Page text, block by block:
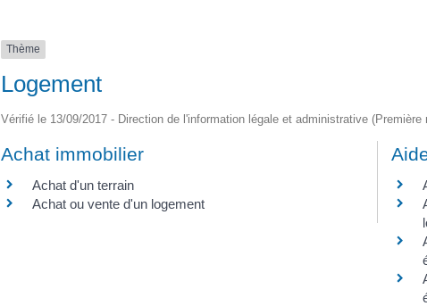
Thème
Logement
Vérifié le 13/09/2017 - Direction de l'information légale et administrative (Première
Achat immobilier
Achat d'un terrain
Achat ou vente d'un logement